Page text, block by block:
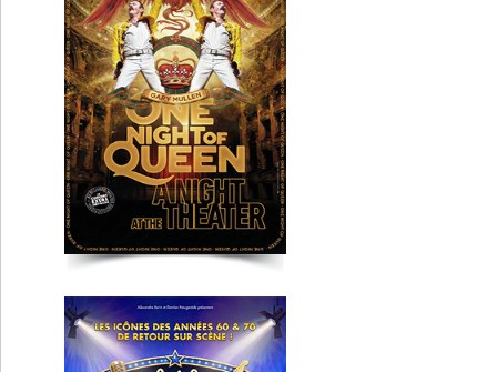
Salut Les Copains
Lyon